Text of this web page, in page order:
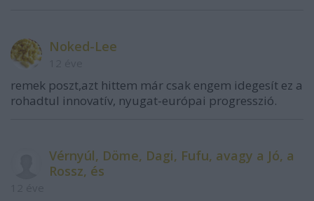
Noked-Lee
remek poszt,azt hittem már csak engem idegesít ez a
rohadtul innovatív, nyugat-európai progresszió.
Vérnyúl, Döme, Dagi, Fufu, avagy a Jó, a
Rossz, és